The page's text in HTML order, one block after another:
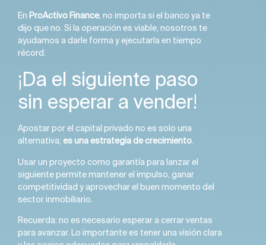
En ProActivo Finance, no importa si el banco ya te
dijo que no. Si la operación es viable, nosotros te
ayudamos a darle forma y ejecutarla en tiempo
récord.
¡Da el siguiente paso
sin esperar a vender!
Apostar por el capital privado no es solo una
alternativa; es una estrategia de crecimiento.
Usar un proyecto como garantía para lanzar el
siguiente permite mantener el impulso, ganar
competitividad y aprovechar el buen momento del
sector inmobiliario.
Recuerda: no es necesario esperar a cerrar ventas
para avanzar. Lo importante es tener una visión clara